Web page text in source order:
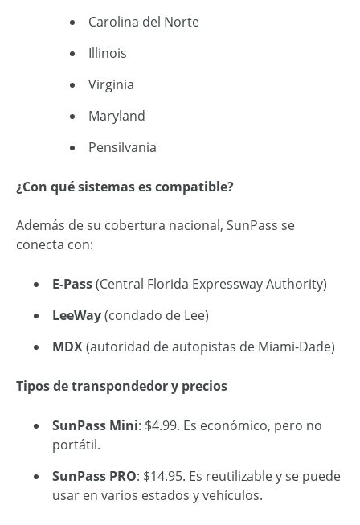
Carolina del Norte
Illinois
Virginia
Maryland
Pensilvania
¿Con qué sistemas es compatible?
Además de su cobertura nacional, SunPass se
conecta con:
E-Pass(Central Florida Expressway Authority)
LeeWay(condado de Lee)
MDX(autoridad de autopistas de Miami-Dade)
Tipos de transpondedor y precios
SunPass Mini: $4.99. Es económico, pero no
portátil.
SunPass PRO: $14.95. Es reutilizable y se puede
usar en varios estados y vehículos.